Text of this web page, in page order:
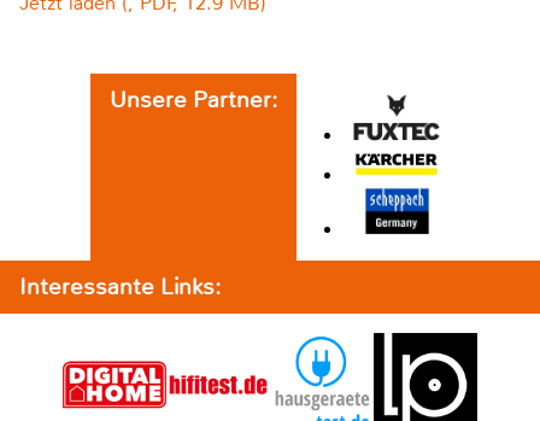
Unsere Partner:
Interessante Links: